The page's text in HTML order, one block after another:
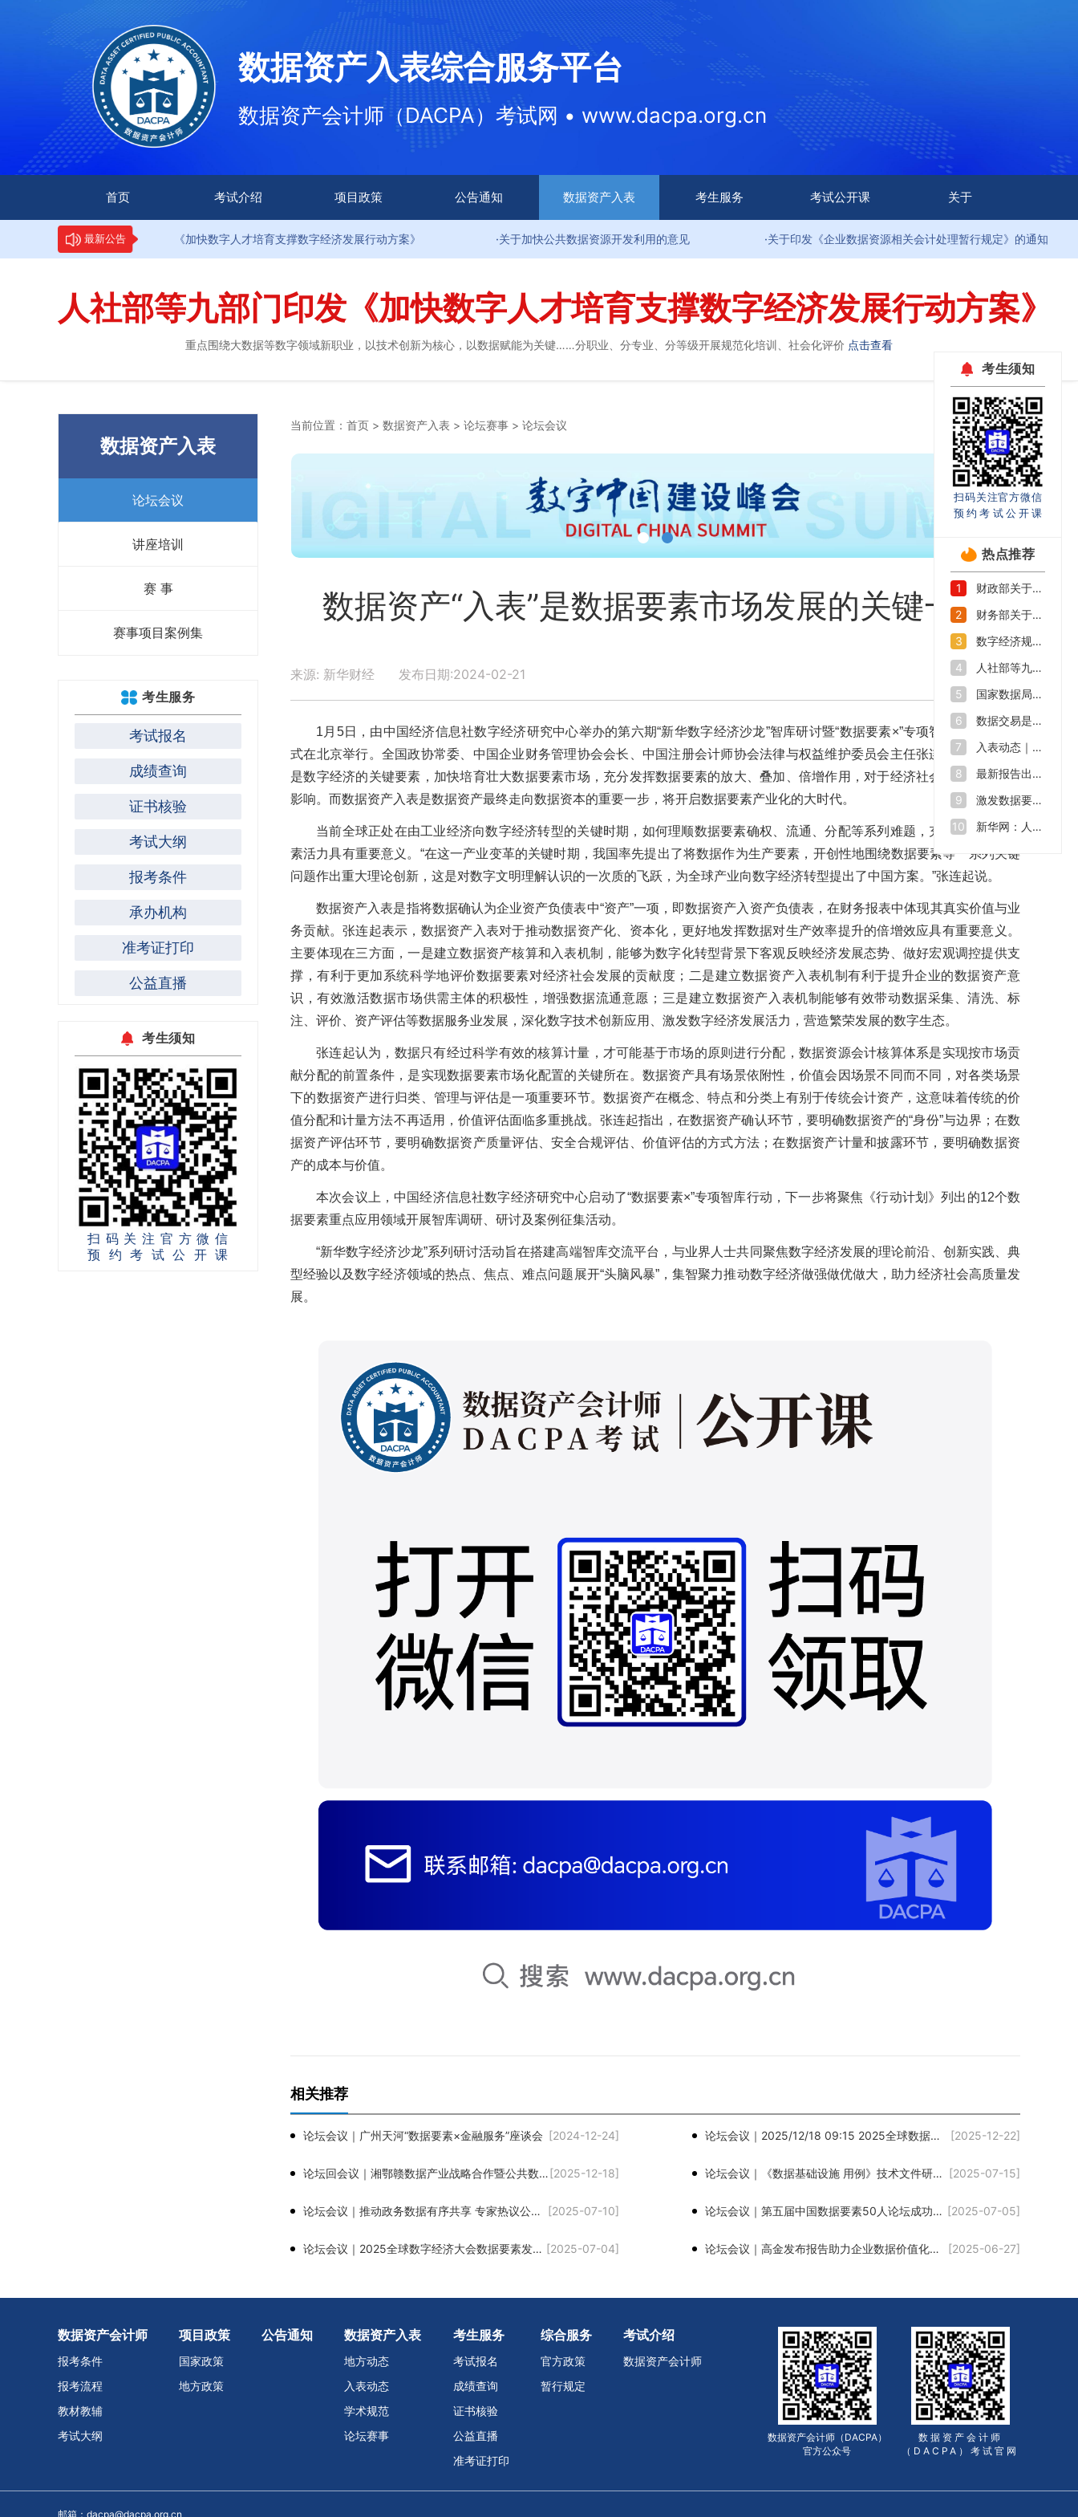
数据资产入表综合服务平台
数据资产会计师（DACPA）考试网 • www.dacpa.org.cn
首页 考试介绍 项目政策 公告通知 数据资产入表 考生服务 考试公开课 关于
最新公告
·9部门印发《加快数字人才培育支撑数字经济发展行动方案》 ·关于加快公共数据资源开发利用的意见 ·关于印发《企业数据资源相关会计处理暂行规定》的通知
人社部等九部门印发《加快数字人才培育支撑数字经济发展行动方案》
重点围绕大数据等数字领域新职业，以技术创新为核心，以数据赋能为关键……分职业、分专业、分等级开展规范化培训、社会化评价 点击查看
考生须知
扫码关注官方微信
预约考试公开课
热点推荐
1
财政部关于印发《企业数据资源相关会计处理暂行规定》的通知
2
财务部关于印发《关于加强数据资产管理的指导意见》的通知
3
数字经济规模持续扩大 如何抓好数字人才培养机遇期
4
人社部等九部门印发《加快数字人才培育支撑数字经济发展行动方案》
5
国家数据局等部门关于促进企业数据资源开发利用的意见
6
数据交易是什么？如何让“沉睡”的数据资源“活”起来
7
入表动态｜数据也能拿来融资 全球数源中心南沙启用
8
最新报告出炉！2023年我国数据生产总量达32.85ZB
9
激发数据要素价值 助力数字中国建设——第七届数字中国建设峰会开幕
10
新华网：人才缺口在2500万至3000万，中国数字人才培育行动方案出炉
数据资产入表
论坛会议
讲座培训
赛 事
赛事项目案例集
考生服务
考试报名
成绩查询
证书核验
考试大纲
报考条件
承办机构
准考证打印
公益直播
考生须知
扫码关注官方微信
预约考试公开课
当前位置： 首页 > 数据资产入表 > 论坛赛事 > 论坛会议
数据资产“入表”是数据要素市场发展的关键一步
来源: 新华财经 发布日期:2024-02-21
1月5日，由中国经济信息社数字经济研究中心举办的第六期“新华数字经济沙龙”智库研讨暨“数据要素×”专项智库行动启动仪
式在北京举行。全国政协常委、中国企业财务管理协会会长、中国注册会计师协会法律与权益维护委员会主任张连起表示，数据
是数字经济的关键要素，加快培育壮大数据要素市场，充分发挥数据要素的放大、叠加、倍增作用，对于经济社会发展具有深远
影响。而数据资产入表是数据资产最终走向数据资本的重要一步，将开启数据要素产业化的大时代。
当前全球正处在由工业经济向数字经济转型的关键时期，如何理顺数据要素确权、流通、分配等系列难题，充分激发数据要
素活力具有重要意义。“在这一产业变革的关键时期，我国率先提出了将数据作为生产要素，开创性地围绕数据要素等一系列关键
问题作出重大理论创新，这是对数字文明理解认识的一次质的飞跃，为全球产业向数字经济转型提出了中国方案。”张连起说。
数据资产入表是指将数据确认为企业资产负债表中“资产”一项，即数据资产入资产负债表，在财务报表中体现其真实价值与业
务贡献。张连起表示，数据资产入表对于推动数据资产化、资本化，更好地发挥数据对生产效率提升的倍增效应具有重要意义。
主要体现在三方面，一是建立数据资产核算和入表机制，能够为数字化转型背景下客观反映经济发展态势、做好宏观调控提供支
撑，有利于更加系统科学地评价数据要素对经济社会发展的贡献度；二是建立数据资产入表机制有利于提升企业的数据资产意
识，有效激活数据市场供需主体的积极性，增强数据流通意愿；三是建立数据资产入表机制能够有效带动数据采集、清洗、标
注、评价、资产评估等数据服务业发展，深化数字技术创新应用、激发数字经济发展活力，营造繁荣发展的数字生态。
张连起认为，数据只有经过科学有效的核算计量，才可能基于市场的原则进行分配，数据资源会计核算体系是实现按市场贡
献分配的前置条件，是实现数据要素市场化配置的关键所在。数据资产具有场景依附性，价值会因场景不同而不同，对各类场景
下的数据资产进行归类、管理与评估是一项重要环节。数据资产在概念、特点和分类上有别于传统会计资产，这意味着传统的价
值分配和计量方法不再适用，价值评估面临多重挑战。张连起指出，在数据资产确认环节，要明确数据资产的“身份”与边界；在数
据资产评估环节，要明确数据资产质量评估、安全合规评估、价值评估的方式方法；在数据资产计量和披露环节，要明确数据资
产的成本与价值。
本次会议上，中国经济信息社数字经济研究中心启动了“数据要素×”专项智库行动，下一步将聚焦《行动计划》列出的12个数
据要素重点应用领域开展智库调研、研讨及案例征集活动。
“新华数字经济沙龙”系列研讨活动旨在搭建高端智库交流平台，与业界人士共同聚焦数字经济发展的理论前沿、创新实践、典
型经验以及数字经济领域的热点、焦点、难点问题展开“头脑风暴”，集智聚力推动数字经济做强做优做大，助力经济社会高质量发
展。
相关推荐
论坛会议｜广州天河“数据要素×金融服务”座谈会 [2024-12-24] 论坛会议｜2025/12/18 09:15 2025全球数据技术大会在京开幕 共筑智能时代的新型数据基础设施 [2025-12-22]
论坛回会议｜湘鄂赣数据产业战略合作暨公共数据资源开发利用推进会议在长沙召开 [2025-12-18] 论坛会议｜《数据基础设施 用例》技术文件研讨会在京召开 [2025-07-15]
论坛会议｜推动政务数据有序共享 专家热议公共数据资源开发 [2025-07-10] 论坛会议｜第五届中国数据要素50人论坛成功举办 [2025-07-05]
论坛会议｜2025全球数字经济大会数据要素发展论坛成功举办 [2025-07-04] 论坛会议｜高金发布报告助力企业数据价值化进程 [2025-06-27]
数据资产会计师
报考条件
报考流程
教材教辅
考试大纲
项目政策
国家政策
地方政策
公告通知 数据资产入表
地方动态
入表动态
学术规范
论坛赛事
考生服务
考试报名
成绩查询
证书核验
公益直播
准考证打印
综合服务
官方政策
暂行规定
考试介绍
数据资产会计师
数据资产会计师（DACPA）
官方公众号
数据资产会计师
（DACPA）考试官网
邮箱：dacpa@dacpa.org.cn